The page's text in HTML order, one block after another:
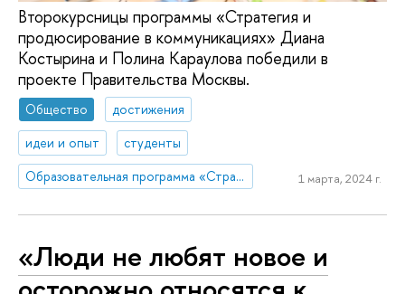
Второкурсницы программы «Стратегия и
продюсирование в коммуникациях» Диана
Костырина и Полина Караулова победили в
проекте Правительства Москвы.
Общество
достижения
идеи и опыт
студенты
Образовательная программа «Стратегия и продюсирование в коммуникациях»
1 марта, 2024 г.
«Люди не любят новое и